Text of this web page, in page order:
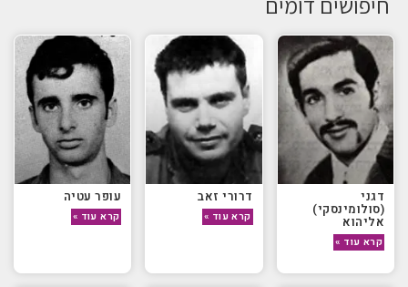
דגני
(סולומינסקי)
אליהוא
קרא עוד »
דרורי זאב
קרא עוד »
עופר עטיה
קרא עוד »